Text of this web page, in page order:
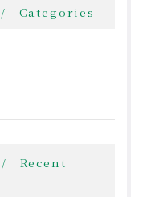
Categories
Recent